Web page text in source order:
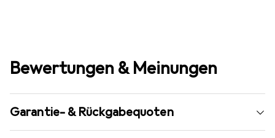
Bewertungen & Meinungen
Garantie- & Rückgabequoten